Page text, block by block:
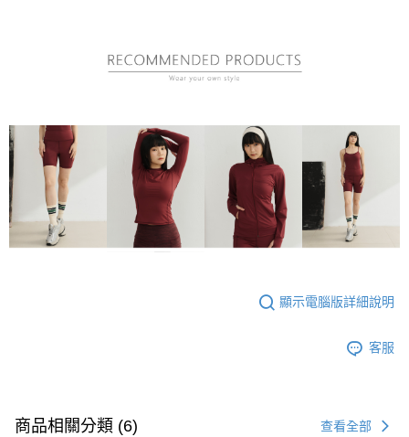
顯示電腦版詳細說明
客服
商品相關分類 (6) 查看全部